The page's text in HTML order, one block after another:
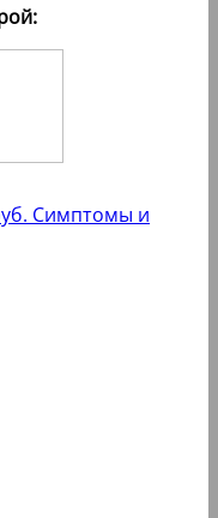
Симптомы и